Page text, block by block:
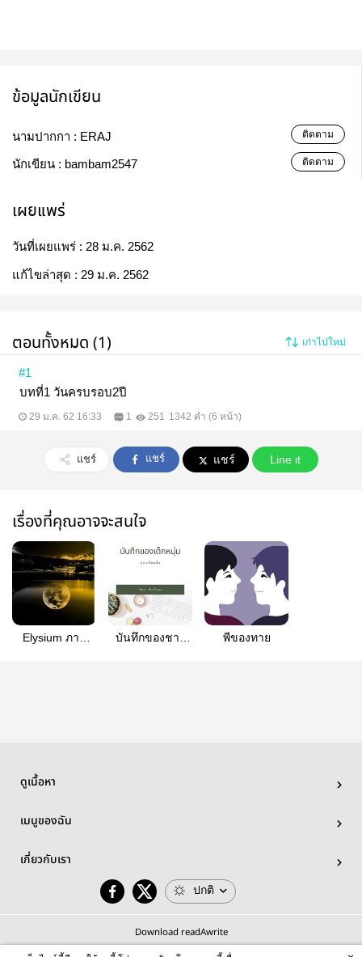
ข้อมูลนักเขียน
นามปากกา : ERAJ ติดตาม
นักเขียน : bambam2547 ติดตาม
เผยแพร่
วันที่เผยแพร่ : 28 ม.ค. 2562
แก้ไขล่าสุด : 29 ม.ค. 2562
ตอนทั้งหมด (1) เก่าไปใหม่
#1
บทที่1 วันครบรอบ2ปี
29 ม.ค. 62 16:33 1 251 1342 คำ (6 หน้า)
แชร์ แชร์ แชร์ Line it
เรื่องที่คุณอาจจะสนใจ
Elysium ภาค
บันทึกของชาย
พีของทาย
ดูเนื้อหา
เมนูของฉัน
เกี่ยวกับเรา
ปกติ
Download readAwrite